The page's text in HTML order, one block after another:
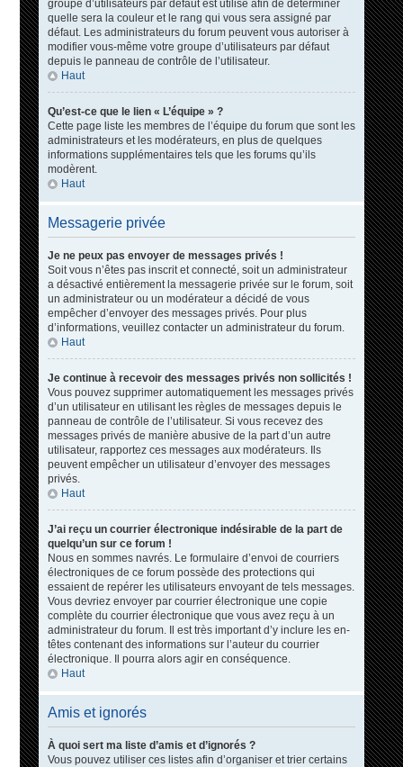
groupe d’utilisateurs par défaut est utilisé afin de déterminer
quelle sera la couleur et le rang qui vous sera assigné par
défaut. Les administrateurs du forum peuvent vous autoriser à
modifier vous-même votre groupe d’utilisateurs par défaut
depuis le panneau de contrôle de l’utilisateur.
Haut
Qu’est-ce que le lien « L’équipe » ?
Cette page liste les membres de l’équipe du forum que sont les
administrateurs et les modérateurs, en plus de quelques
informations supplémentaires tels que les forums qu’ils
modèrent.
Haut
Messagerie privée
Je ne peux pas envoyer de messages privés !
Soit vous n’êtes pas inscrit et connecté, soit un administrateur
a désactivé entièrement la messagerie privée sur le forum, soit
un administrateur ou un modérateur a décidé de vous
empêcher d’envoyer des messages privés. Pour plus
d’informations, veuillez contacter un administrateur du forum.
Haut
Je continue à recevoir des messages privés non sollicités !
Vous pouvez supprimer automatiquement les messages privés
d’un utilisateur en utilisant les règles de messages depuis le
panneau de contrôle de l’utilisateur. Si vous recevez des
messages privés de manière abusive de la part d’un autre
utilisateur, rapportez ces messages aux modérateurs. Ils
peuvent empêcher un utilisateur d’envoyer des messages
privés.
Haut
J’ai reçu un courrier électronique indésirable de la part de
quelqu’un sur ce forum !
Nous en sommes navrés. Le formulaire d’envoi de courriers
électroniques de ce forum possède des protections qui
essaient de repérer les utilisateurs envoyant de tels messages.
Vous devriez envoyer par courrier électronique une copie
complète du courrier électronique que vous avez reçu à un
administrateur du forum. Il est très important d’y inclure les en-
têtes contenant des informations sur l’auteur du courrier
électronique. Il pourra alors agir en conséquence.
Haut
Amis et ignorés
À quoi sert ma liste d’amis et d’ignorés ?
Vous pouvez utiliser ces listes afin d’organiser et trier certains